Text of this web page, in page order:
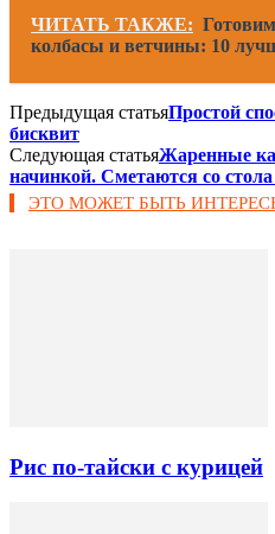
ЧИТАТЬ ТАКЖЕ:
колбасы и ветчины: 10
Предыдущая статьяПростой
бисквит
Следующая статьяЖаренные
начинкой. Сметаются со
ЭТО МОЖЕТ БЫТЬ
Рис по-тайски с курицей